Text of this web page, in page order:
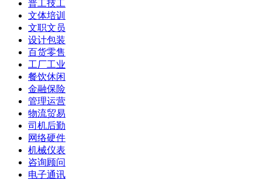
普工技工
文体培训
文职文员
设计包装
百货零售
工厂工业
餐饮休闲
金融保险
管理运营
物流贸易
司机后勤
网络硬件
机械仪表
咨询顾问
电子通讯